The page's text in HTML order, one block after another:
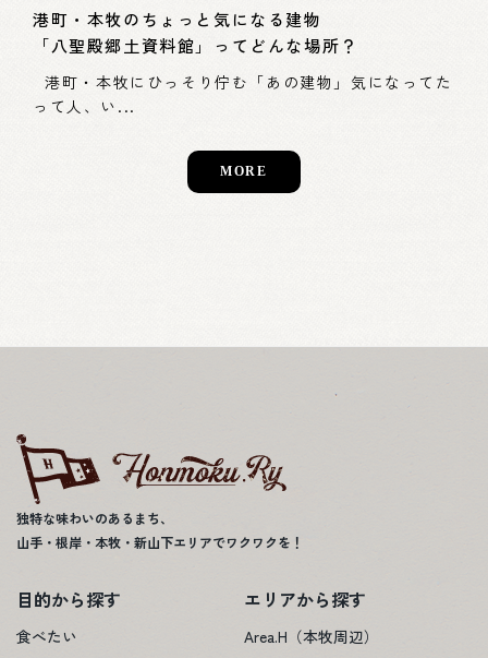
港町・本牧のちょっと気になる建物
「八聖殿郷土資料館」ってどんな場所？
港町・本牧にひっそり佇む「あの建物」気になってた
って人、い...
MORE
独特な味わいのあるまち、
山手・根岸・本牧・新山下エリアでワクワクを！
目的から探す
食べたい
エリアから探す
Area.H（本牧周辺）